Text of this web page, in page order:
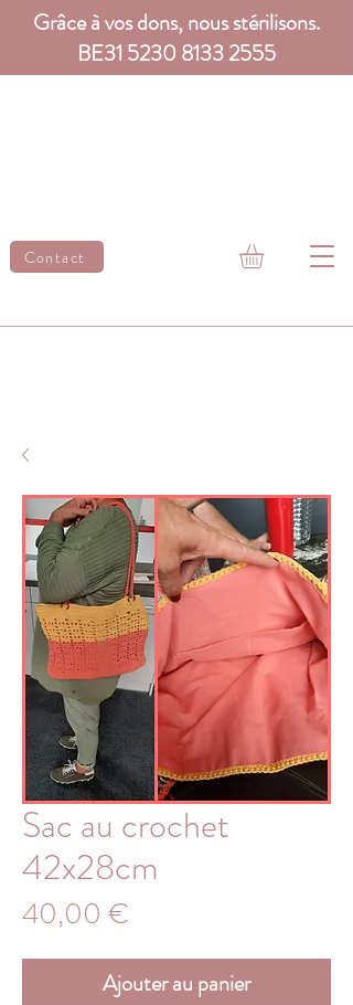
Grâce à vos dons, nous stérilisons.
BE31 5230 8133 2555
Contact
Sac au crochet
42x28cm
40,00 €
Ajouter au panier